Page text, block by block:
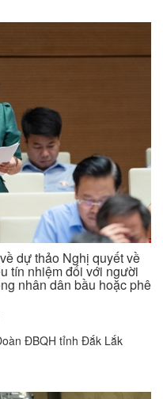
dự thảo Nghị quyết về
tín nhiệm đối với người
nhân dân bầu hoặc phê
ĐBQH tỉnh Đắk Lắk